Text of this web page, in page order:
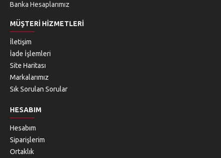
Banka Hesaplarımız
MÜŞTERI HIZMETLERI
İletişim
İade İşlemleri
Site Haritası
Markalarımız
Sık Sorulan Sorular
HESABIM
Hesabım
Siparişlerim
Ortaklık